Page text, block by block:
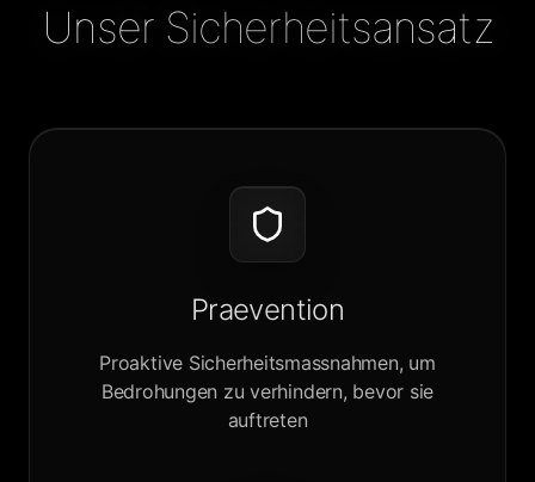
Unser Sicherheitsansatz
Praevention
Proaktive Sicherheitsmassnahmen, um
Bedrohungen zu verhindern, bevor sie
auftreten